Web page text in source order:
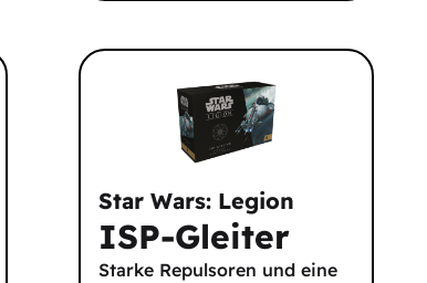
Star Wars: Legion
ISP-Gleiter
Starke Repulsoren und eine